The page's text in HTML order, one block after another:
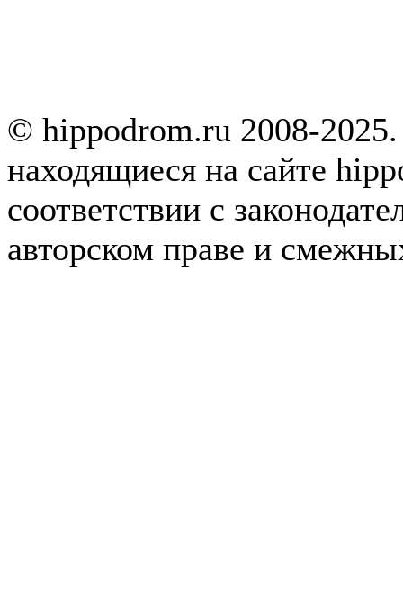
© hippodrom.ru 2008-
находящиеся на сайте
соответствии с
авторском праве и